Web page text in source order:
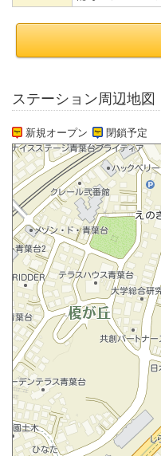
ステーション周辺地図
新規オープン 閉鎖予定